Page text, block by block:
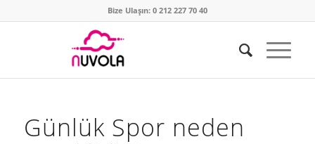
Bize Ulaşın: 0 212 227 70 40
Günlük Spor neden